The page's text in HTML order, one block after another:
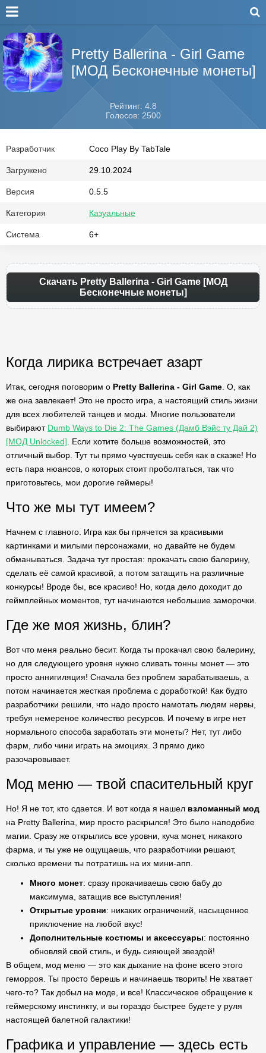
Pretty Ballerina - Girl Game
[МОД Бесконечные монеты]
Рейтинг: 4.8
Голосов: 2500
Разработчик Coco Play By TabTale
Загружено 29.10.2024
Версия 0.5.5
Категория Казуальные
Система 6+
Скачать Pretty Ballerina - Girl Game [МОД
Бесконечные монеты]
Когда лирика встречает азарт
Итак, сегодня поговорим о Pretty Ballerina - Girl Game . О, как
же она завлекает! Это не просто игра, а настоящий стиль жизни
для всех любителей танцев и моды. Многие пользователи
выбирают Dumb Ways to Die 2: The Games (Дамб Вэйс ту Дай 2)
[МОД Unlocked] . Если хотите больше возможностей, это
отличный выбор. Тут ты прямо чувствуешь себя как в сказке! Но
есть пара нюансов, о которых стоит проболтаться, так что
приготовьтесь, мои дорогие геймеры!
Что же мы тут имеем?
Начнем с главного. Игра как бы прячется за красивыми
картинками и милыми персонажами, но давайте не будем
обманываться. Задача тут простая: прокачать свою балерину,
сделать её самой красивой, а потом затащить на различные
конкурсы! Вроде бы, все красиво! Но, когда дело доходит до
геймплейных моментов, тут начинаются небольшие заморочки.
Где же моя жизнь, блин?
Вот что меня реально бесит. Когда ты прокачал свою балерину,
но для следующего уровня нужно сливать тонны монет — это
просто аннигиляция! Сначала без проблем зарабатываешь, а
потом начинается жесткая проблема с доработкой! Как будто
разработчики решили, что надо просто намотать людям нервы,
требуя немереное количество ресурсов. И почему в игре нет
нормального способа заработать эти монеты? Нет, тут либо
фарм, либо чини играть на эмоциях. З прямо дико
разочаровывает.
Мод меню — твой спасительный круг
Но! Я не тот, кто сдается. И вот когда я нашел взломанный мод
на Pretty Ballerina, мир просто раскрылся! Это было наподобие
магии. Сразу же открылись все уровни, куча монет, никакого
фарма, и ты уже не ощущаешь, что разработчики решают,
сколько времени ты потратишь на их мини-апп.
Много монет: сразу прокачиваешь свою бабу до
максимума, затащив все выступления!
Открытые уровни: никаких ограничений, насыщенное
приключение на любой вкус!
Дополнительные костюмы и аксессуары: постоянно
обновляй свой стиль, и будь сияющей звездой!
В общем, мод меню — это как дыхание на фоне всего этого
геморроя. Ты просто берешь и начинаешь творить! Не хватает
чего-то? Так добыл на моде, и все! Классическое обращение к
геймерскому инстинкту, и вы гораздо быстрее будете у руля
настоящей балетной галактики!
Графика и управление — здесь есть